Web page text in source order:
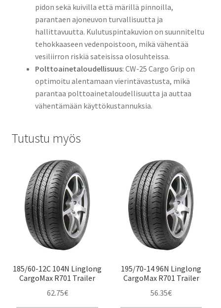
pidon sekä kuivilla että märillä pinnoilla,
parantaen ajoneuvon turvallisuutta ja
hallittavuutta. Kulutuspintakuvion on suunniteltu
tehokkaaseen vedenpoistoon, mikä vähentää
vesiliirron riskiä sateisissa olosuhteissa.
Polttoainetaloudellisuus: CW-25 Cargo Grip on
optimoitu alentamaan vierintävastusta, mikä
parantaa polttoainetaloudellisuutta ja auttaa
vähentämään käyttökustannuksia.
Tutustu myös
185/60-12C 104N Linglong
CargoMax R701 Trailer
62.75€
195/70-14 96N Linglong
CargoMax R701 Trailer
56.35€